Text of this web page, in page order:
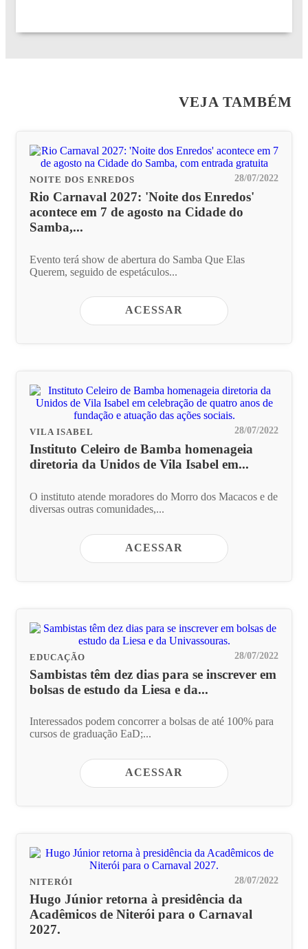
VEJA TAMBÉM
NOITE DOS ENREDOS 28/07/2022
Rio Carnaval 2027: 'Noite dos Enredos'
acontece em 7 de agosto na Cidade do
Samba,...
Evento terá show de abertura do Samba Que Elas
Querem, seguido de espetáculos...
ACESSAR
VILA ISABEL 28/07/2022
Instituto Celeiro de Bamba homenageia
diretoria da Unidos de Vila Isabel em...
O instituto atende moradores do Morro dos Macacos e de
diversas outras comunidades,...
ACESSAR
EDUCAÇÃO 28/07/2022
Sambistas têm dez dias para se inscrever em
bolsas de estudo da Liesa e da...
Interessados podem concorrer a bolsas de até 100% para
cursos de graduação EaD;...
ACESSAR
NITERÓI 28/07/2022
Hugo Júnior retorna à presidência da
Acadêmicos de Niterói para o Carnaval
2027.